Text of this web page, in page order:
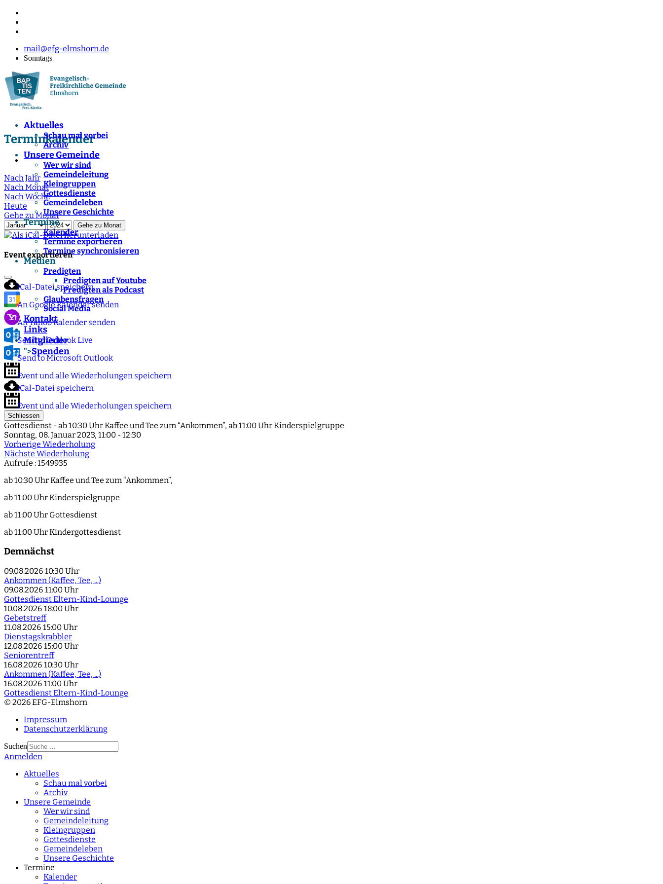
mail@efg-elmshorn.de
Sonntags
Aktuelles
Schau mal vorbei
Archiv
Unsere Gemeinde
Wer wir sind
Gemeindeleitung
Kleingruppen
Gottesdienste
Gemeindeleben
Unsere Geschichte
Termine
Kalender
Termine exportieren
Termine synchronisieren
Medien
Predigten
Predigten auf Youtube
Predigten als Podcast
Glaubensfragen
Social Media
Kontakt
Links
Mitglieder
">Spenden
Terminkalender
Nach Jahr
Nach Monat
Nach Woche
Heute
Gehe zu Monat
Gehe zu Monat
Event exportieren
iCal-Datei speichern
An Google Kalender senden
An Yahoo Kalender senden
Send to Outlook Live
Send to Microsoft Outlook
Event und alle Wiederholungen speichern
iCal-Datei speichern
Event und alle Wiederholungen speichern
Schliessen
Gottesdienst - ab 10:30 Uhr Kaffee und Tee zum “Ankommen”, ab 11:00 Uhr Kinderspielgruppe
Sonntag, 08. Januar 2023, 11:00 - 12:30
Vorherige Wiederholung
Nächste Wiederholung
Aufrufe : 1549935
ab 10:30 Uhr Kaffee und Tee zum “Ankommen”,
ab 11:00 Uhr Kinderspielgruppe
ab 11:00 Uhr Gottesdienst
ab 11:00 Uhr Kindergottesdienst
Demnächst
09.08.2026 10:30 Uhr
Ankommen (Kaffee, Tee, ...)
09.08.2026 11:00 Uhr
Gottesdienst Eltern-Kind-Lounge
10.08.2026 18:00 Uhr
Gebetstreff
11.08.2026 15:00 Uhr
Dienstagskrabbler
12.08.2026 15:00 Uhr
Seniorentreff
16.08.2026 10:30 Uhr
Ankommen (Kaffee, Tee, ...)
16.08.2026 11:00 Uhr
Gottesdienst Eltern-Kind-Lounge
© 2026 EFG-Elmshorn
Impressum
Datenschutzerklärung
Suchen
Type 2 or more
Anmelden
Aktuelles
Schau mal vorbei
Archiv
Unsere Gemeinde
Wer wir sind
Gemeindeleitung
Kleingruppen
Gottesdienste
Gemeindeleben
Unsere Geschichte
Termine
Kalender